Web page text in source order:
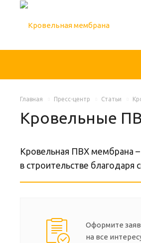
Главная Пресс-центр Статьи
Кровельные
Кровельная ПВХ мембрана
в строительстве благодаря
Оформите
на все